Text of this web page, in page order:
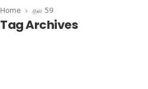
Home தல 59
Tag Archives